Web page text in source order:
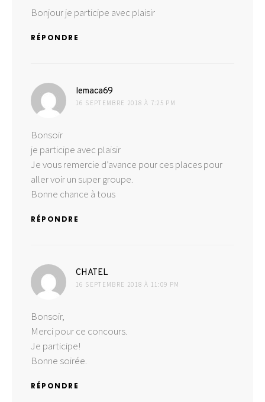
Bonjour je participe avec plaisir
RÉPONDRE
lemaca69
16 SEPTEMBRE 2018 À 7:25 PM
Bonsoir
je participe avec plaisir
Je vous remercie d’avance pour ces places pour
aller voir un super groupe.
Bonne chance à tous
RÉPONDRE
CHATEL
16 SEPTEMBRE 2018 À 11:09 PM
Bonsoir,
Merci pour ce concours.
Je participe!
Bonne soirée.
RÉPONDRE